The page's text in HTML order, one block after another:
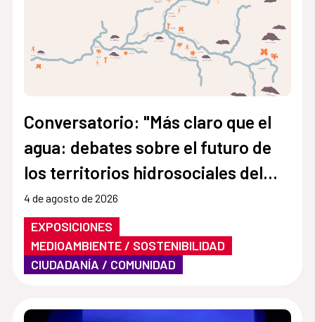
Conversatorio: "Más claro que el
agua: debates sobre el futuro de
los territorios hidrosociales del
Aconcagua y El Maipo"
4 de agosto de 2026
EXPOSICIONES
MEDIOAMBIENTE / SOSTENIBILIDAD
CIUDADANÍA / COMUNIDAD